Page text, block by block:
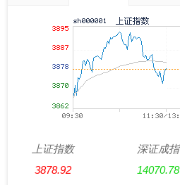
上证指数
3878.92
深证成指
14070.78